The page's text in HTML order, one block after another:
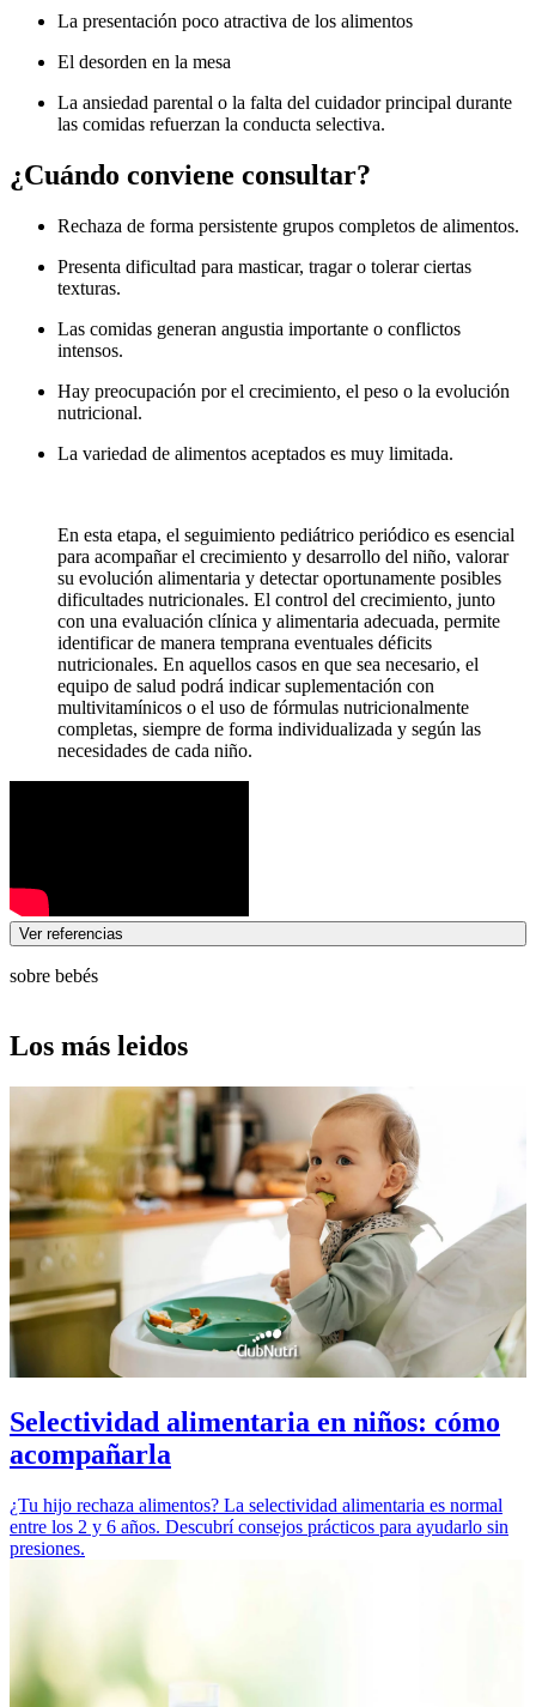
La presentación poco atractiva de los alimentos
El desorden en la mesa
La ansiedad parental o la falta del cuidador principal durante
las comidas refuerzan la conducta selectiva.
¿Cuándo conviene consultar?
Rechaza de forma persistente grupos completos de alimentos.
Presenta dificultad para masticar, tragar o tolerar ciertas
texturas.
Las comidas generan angustia importante o conflictos
intensos.
Hay preocupación por el crecimiento, el peso o la evolución
nutricional.
La variedad de alimentos aceptados es muy limitada.
En esta etapa, el seguimiento pediátrico periódico es esencial
para acompañar el crecimiento y desarrollo del niño, valorar
su evolución alimentaria y detectar oportunamente posibles
dificultades nutricionales. El control del crecimiento, junto
con una evaluación clínica y alimentaria adecuada, permite
identificar de manera temprana eventuales déficits
nutricionales. En aquellos casos en que sea necesario, el
equipo de salud podrá indicar suplementación con
multivitamínicos o el uso de fórmulas nutricionalmente
completas, siempre de forma individualizada y según las
necesidades de cada niño.
Ver referencias
sobre bebés
Los más leidos
Selectividad alimentaria en niños: cómo
acompañarla
¿Tu hijo rechaza alimentos? La selectividad alimentaria es normal
entre los 2 y 6 años. Descubrí consejos prácticos para ayudarlo sin
presiones.